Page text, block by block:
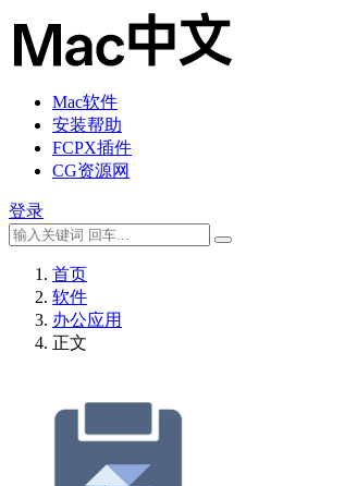
Mac软件
安装帮助
FCPX插件
CG资源网
登录
首页
软件
办公应用
正文